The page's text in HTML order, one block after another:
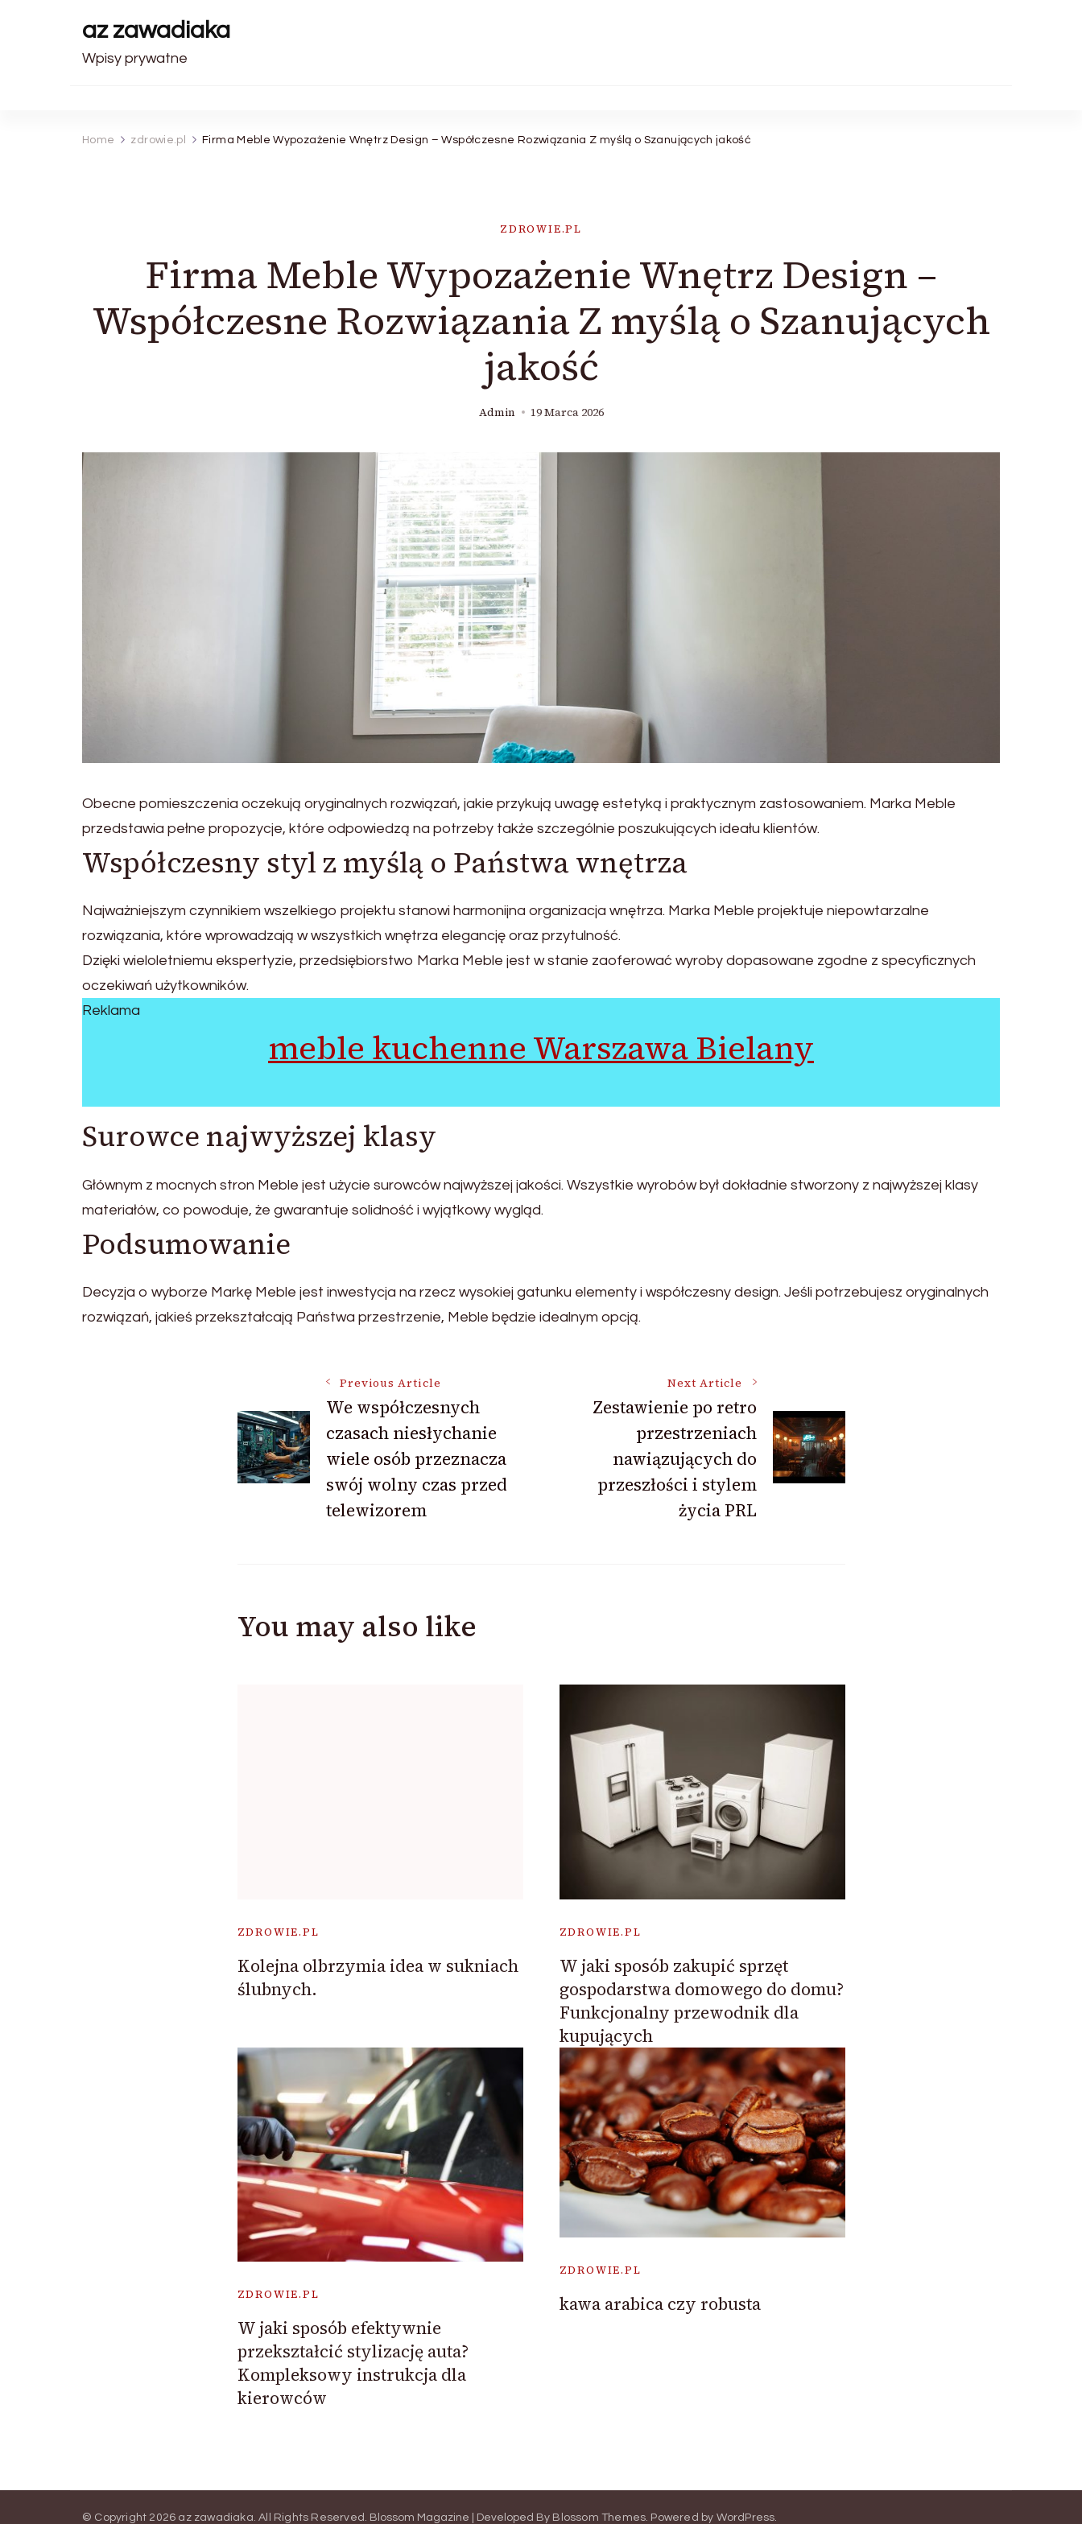
az zawadiaka
Wpisy prywatne
Home zdrowie.pl Firma Meble Wypozażenie Wnętrz Design – Współczesne Rozwiązania Z myślą o Szanujących jakość
ZDROWIE.PL
Firma Meble Wypozażenie Wnętrz Design –
Współczesne Rozwiązania Z myślą o Szanujących
jakość
Admin 19 Marca 2026
Obecne pomieszczenia oczekują oryginalnych rozwiązań, jakie przykują uwagę estetyką i praktycznym zastosowaniem. Marka Meble
przedstawia pełne propozycje, które odpowiedzą na potrzeby także szczególnie poszukujących ideału klientów.
Współczesny styl z myślą o Państwa wnętrza
Najważniejszym czynnikiem wszelkiego projektu stanowi harmonijna organizacja wnętrza. Marka Meble projektuje niepowtarzalne
rozwiązania, które wprowadzają w wszystkich wnętrza elegancję oraz przytulność.
Dzięki wieloletniemu ekspertyzie, przedsiębiorstwo Marka Meble jest w stanie zaoferować wyroby dopasowane zgodne z specyficznych
oczekiwań użytkowników.
Reklama
meble kuchenne Warszawa Bielany
Surowce najwyższej klasy
Głównym z mocnych stron Meble jest użycie surowców najwyższej jakości. Wszystkie wyrobów był dokładnie stworzony z najwyższej klasy
materiałów, co powoduje, że gwarantuje solidność i wyjątkowy wygląd.
Podsumowanie
Decyzja o wyborze Markę Meble jest inwestycja na rzecz wysokiej gatunku elementy i współczesny design. Jeśli potrzebujesz oryginalnych
rozwiązań, jakieś przekształcają Państwa przestrzenie, Meble będzie idealnym opcją.
Navigation
Previous Article
We współczesnych
czasach niesłychanie
wiele osób przeznacza
swój wolny czas przed
telewizorem
Next Article
Zestawienie po retro
przestrzeniach
nawiązujących do
przeszłości i stylem
życia PRL
You may also like
ZDROWIE.PL
Kolejna olbrzymia idea w sukniach
ślubnych.
ZDROWIE.PL
W jaki sposób zakupić sprzęt
gospodarstwa domowego do domu?
Funkcjonalny przewodnik dla
kupujących
ZDROWIE.PL
W jaki sposób efektywnie
przekształcić stylizację auta?
Kompleksowy instrukcja dla
kierowców
ZDROWIE.PL
kawa arabica czy robusta
© Copyright 2026 az zawadiaka. All Rights Reserved. Blossom Magazine | Developed By Blossom Themes. Powered by WordPress.